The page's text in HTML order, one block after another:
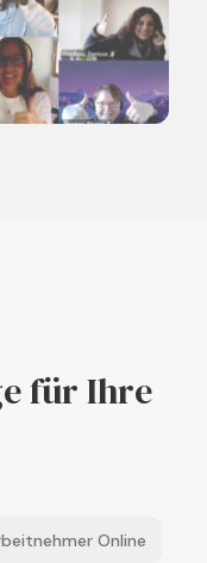
für Ihre
Online